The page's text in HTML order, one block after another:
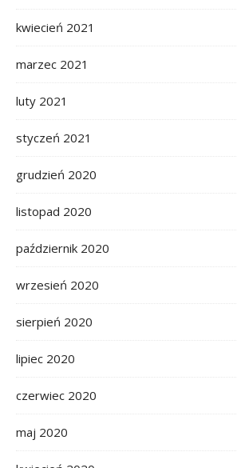
kwiecień 2021
marzec 2021
luty 2021
styczeń 2021
grudzień 2020
listopad 2020
październik 2020
wrzesień 2020
sierpień 2020
lipiec 2020
czerwiec 2020
maj 2020